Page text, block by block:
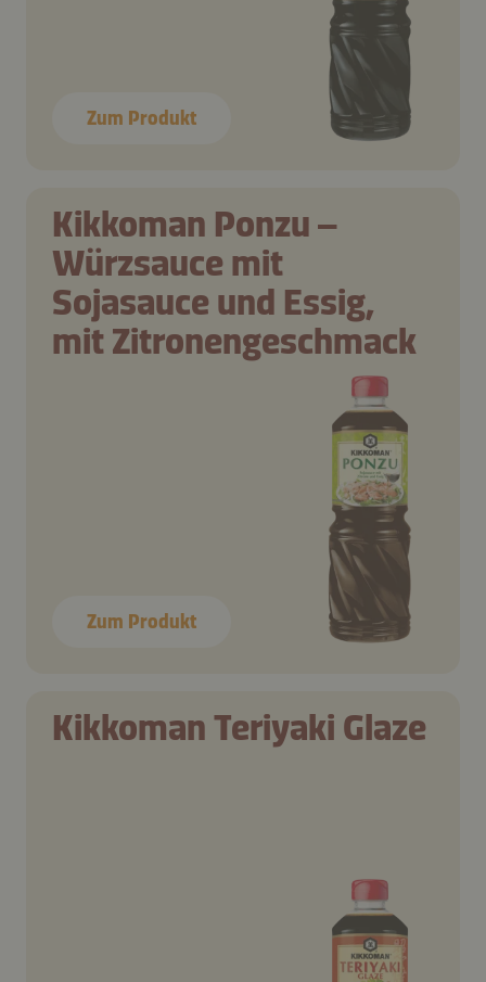
Zum Produkt
Kikkoman Ponzu –
Würzsauce mit
Sojasauce und Essig,
mit Zitronengeschmack
Zum Produkt
Kikkoman Teriyaki Glaze